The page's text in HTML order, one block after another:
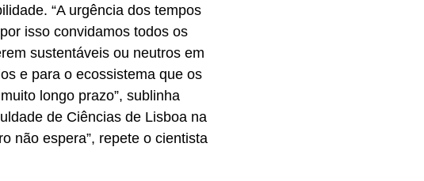
“A urgência dos tempos
isso convidamos todos os
sustentáveis ou neutros em
e para o ecossistema que os
longo prazo”, sublinha
de Ciências de Lisboa na
não espera”, repete o cientista